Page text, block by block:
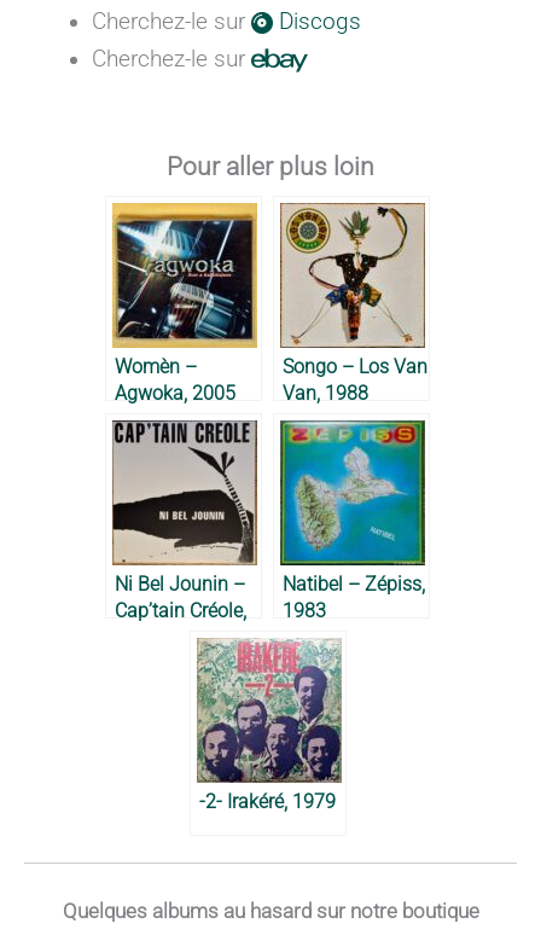
Cherchez-le sur
Discogs
Cherchez-le sur
Pour aller plus loin
Womèn –
Agwoka, 2005
Songo – Los Van
Van, 1988
Ni Bel Jounin –
Cap’tain Créole,
Natibel – Zépiss,
1983
-2- Irakéré, 1979
Quelques albums au hasard sur notre boutique